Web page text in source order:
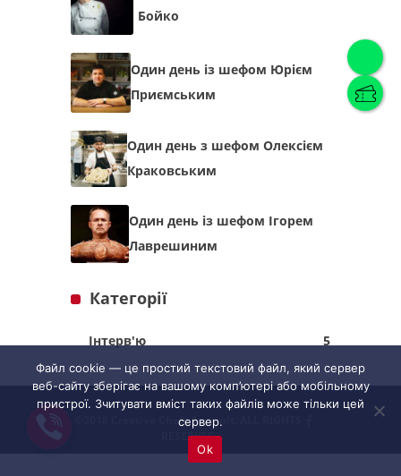
Українська(Українська)
Українська
Бойко
Один день із шефом Юрієм
Приємським
Один день з шефом Олексієм
Краковським
Один день із шефом Ігорем
Лаврешиним
Категорії
Інтерв'ю 5
©2018 Creative Chefs Summit. ALL RIGHTS
RESERVED
Файл cookie — це простий текстовий файл, який сервер
веб-сайту зберігає на вашому комп’ютері або мобільному
пристрої. Зчитувати вміст таких файлів може тільки цей
сервер.
Ok